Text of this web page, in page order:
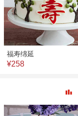
福寿绵延
¥258